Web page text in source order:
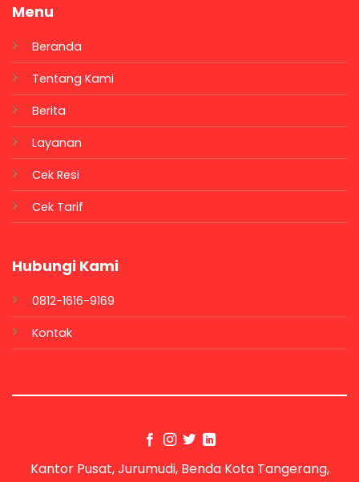
Menu
Beranda
Tentang Kami
Berita
Layanan
Cek Resi
Cek Tarif
Hubungi Kami
0812-1616-9169
Kontak
Kantor Pusat, Jurumudi, Benda Kota Tangerang,